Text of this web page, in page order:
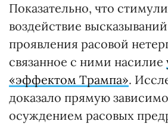
Показательно, что
воздействие
проявления расовой
связанное с ними насилие
«эффектом Трампа».
доказало прямую
осуждением расовых